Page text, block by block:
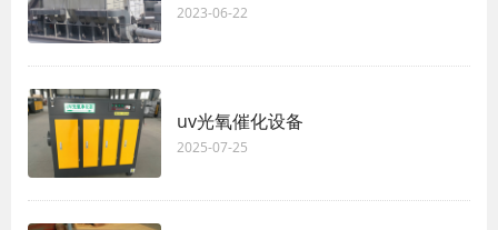
2023-06-22
uv光氧催化设备
2025-07-25